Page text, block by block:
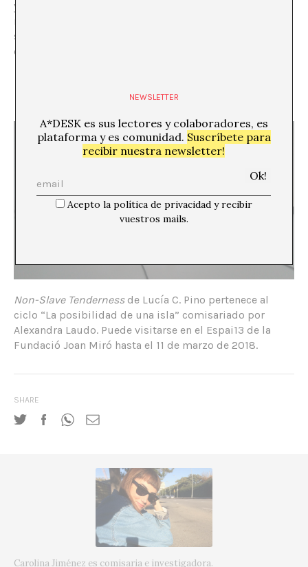
y de sometimiento. Ella es una potente fuerza
motivadora basada en los deseos, en los afectos, en los
sentimientos y el amor de conexión hacia un mundo
compartido.
Non-Slave Tendernessde Lucía C. Pino pertenece al
ciclo “La posibilidad de una isla” comisariado por
Alexandra Laudo. Puede visitarse en el Espai13 de la
Fundació Joan Miró hasta el 11 de marzo de 2018.
SHARE
Carolina Jiménez es comisaria e investigadora.
NEWSLETTER
A*DESK es sus lectores y colaboradores, es
plataforma y es comunidad. Suscríbete para
recibir nuestra newsletter!
Acepto la política de privacidad y recibir
vuestros mails.